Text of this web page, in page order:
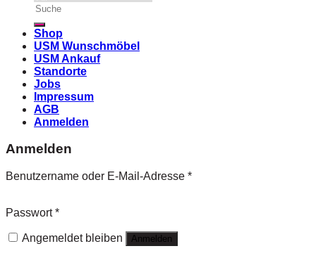
Suche
nach:
Shop
USM Wunschmöbel
USM Ankauf
Standorte
Jobs
Impressum
AGB
Anmelden
Anmelden
Benutzername oder E-Mail-Adresse *
Passwort*
Angemeldet bleiben Anmelden